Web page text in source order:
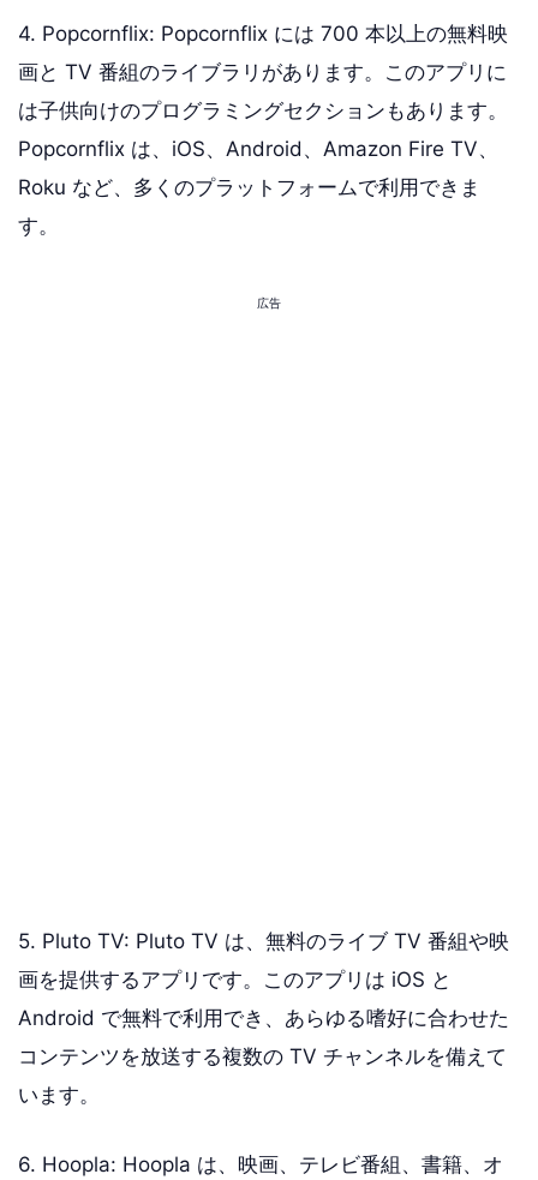
4. Popcornflix: Popcornflix には 700 本以上の無料映
画と TV 番組のライブラリがあります。このアプリに
は子供向けのプログラミングセクションもあります。
Popcornflix は、iOS、Android、Amazon Fire TV、
Roku など、多くのプラットフォームで利用できま
す。
広告
5. Pluto TV: Pluto TV は、無料のライブ TV 番組や映
画を提供するアプリです。このアプリは iOS と
Android で無料で利用でき、あらゆる嗜好に合わせた
コンテンツを放送する複数の TV チャンネルを備えて
います。
6. Hoopla: Hoopla は、映画、テレビ番組、書籍、オ